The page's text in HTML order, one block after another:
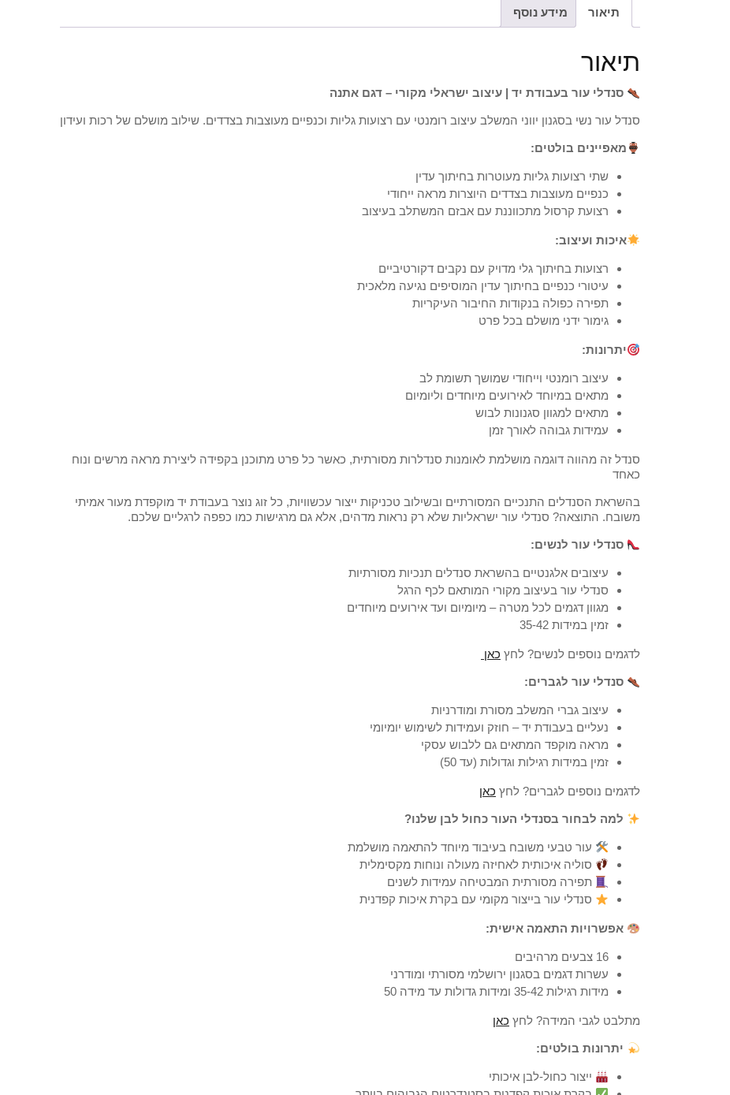
תיאור מידע נוסף
תיאור
סנדלי עור בעבודת יד | עיצוב ישראלי מקורי – דגם אתנה
סנדל עור נשי בסגנון יווני המשלב עיצוב רומנטי עם רצועות גליות וכנפיים מעוצבות בצדדים. שילוב מושלם של רכות ועידון
מאפיינים בולטים:
שתי רצועות גליות מעוטרות בחיתוך עדין
כנפיים מעוצבות בצדדים היוצרות מראה ייחודי
רצועת קרסול מתכווננת עם אבזם המשתלב בעיצוב
איכות ועיצוב:
רצועות בחיתוך גלי מדויק עם נקבים דקורטיביים
עיטורי כנפיים בחיתוך עדין המוסיפים נגיעה מלאכית
תפירה כפולה בנקודות החיבור העיקריות
גימור ידני מושלם בכל פרט
יתרונות:
עיצוב רומנטי וייחודי שמושך תשומת לב
מתאים במיוחד לאירועים מיוחדים וליומיום
מתאים למגוון סגנונות לבוש
עמידות גבוהה לאורך זמן
סנדל זה מהווה דוגמה מושלמת לאומנות סנדלרות מסורתית, כאשר כל פרט מתוכנן בקפידה ליצירת מראה מרשים ונוח
כאחד
בהשראת הסנדלים התנכיים המסורתיים ובשילוב טכניקות ייצור עכשוויות, כל זוג נוצר בעבודת יד מוקפדת מעור אמיתי
משובח. התוצאה? סנדלי עור ישראליות שלא רק נראות מדהים, אלא גם מרגישות כמו כפפה לרגליים שלכם.
סנדלי עור לנשים:
עיצובים אלגנטיים בהשראת סנדלים תנכיות מסורתיות
סנדלי עור בעיצוב מקורי המותאם לכף הרגל
מגוון דגמים לכל מטרה – מיומיום ועד אירועים מיוחדים
זמין במידות 35-42
לדגמים נוספים לנשים? לחץ כאן
סנדלי עור לגברים:
עיצוב גברי המשלב מסורת ומודרניות
נעליים בעבודת יד – חוזק ועמידות לשימוש יומיומי
מראה מוקפד המתאים גם ללבוש עסקי
זמין במידות רגילות וגדולות (עד 50)
לדגמים נוספים לגברים? לחץ כאן
למה לבחור בסנדלי העור כחול לבן שלנו?
עור טבעי משובח בעיבוד מיוחד להתאמה מושלמת
סוליה איכותית לאחיזה מעולה ונוחות מקסימלית
תפירה מסורתית המבטיחה עמידות לשנים
סנדלי עור בייצור מקומי עם בקרת איכות קפדנית
אפשרויות התאמה אישית:
16 צבעים מרהיבים
עשרות דגמים בסגנון ירושלמי מסורתי ומודרני
מידות רגילות 35-42 ומידות גדולות עד מידה 50
מתלבט לגבי המידה? לחץ כאן
יתרונות בולטים:
ייצור כחול-לבן איכותי